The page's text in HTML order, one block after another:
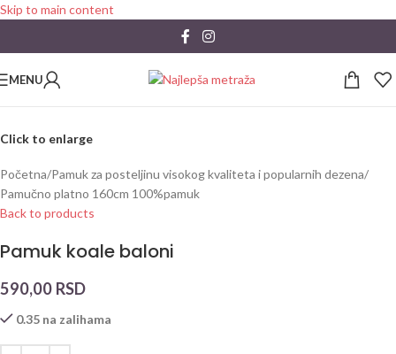
Skip to main content
MENU
Click to enlarge
Početna/Pamuk za posteljinu visokog kvaliteta i popularnih dezena/
Pamučno platno 160cm 100%pamuk
Back to products
Pamuk koale baloni
590,00 RSD
0.35 na zalihama